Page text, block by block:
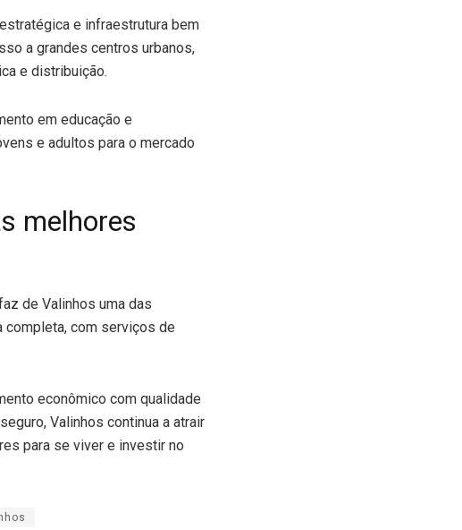
e infraestrutura bem
a grandes centros urbanos,
e distribuição.
em educação e
e adultos para o mercado
melhores
de Valinhos uma das
completa, com serviços de
econômico com qualidade
Valinhos continua a atrair
para se viver e investir no